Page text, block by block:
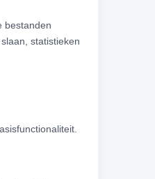
bestanden
statistieken